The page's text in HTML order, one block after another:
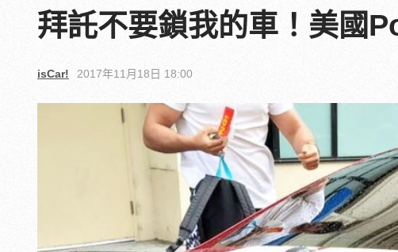
拜託不要鎖我的車！美國
isCar! 2017年11月18日 18:00